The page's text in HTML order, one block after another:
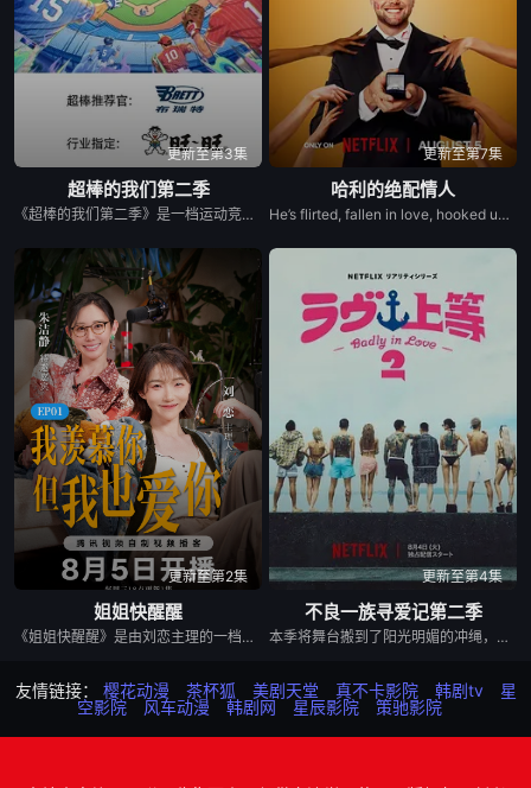
更新至第3集
超棒的我们第二季
《超棒的我们第二季》是一档运动竞技成长类真人秀，集结多位棒球少年，以多维度考核争夺席位，层层比拼后选拔9位少年锁定首发，与强队对决。全程记录少年们从独自拼搏到凝聚团魂的成长，打造兼具竞技性与观赏性的青春成长纪实。
更新至第7集
哈利的绝配情人
He’s flirted, fallen in love, hooked up, and broken up. He’s even proposed with a candy ring. But now, in the new series Let’s Marry Harry, Harry Jowsey’s ready for the real thing. After traveling all across the Netflix Reality Universe in search of his soulmate (see: Too Hot to Handle and Perfect Match as evidence), Jowsey will date a new pool of potential matches in hopes of ...
更新至第2集
姐姐快醒醒
《姐姐快醒醒》是由刘恋主理的一档女性向视频播客节目，每期邀请一位有故事女性嘉宾来到刘恋家中，展开轻松、真实的朋友式对谈。节目围绕成长、关系、职场、情绪与人生选择等话题，呈现不同女性在聚光灯之外鲜活、有共鸣的一面。
更新至第4集
不良一族寻爱记第二季
本季将舞台搬到了阳光明媚的冲绳，来自日本各地的暴走族与不良男女齐聚新学校。他们将带着各自复杂的过去在海边展开共同生活，不仅直面碰撞的火花与羁绊，也在真挚的恋爱中寻求“人生重启”的蜕变。
友情链接： 樱花动漫 茶杯狐 美剧天堂 真不卡影院 韩剧tv
星
空影院
风车动漫 韩剧网 星辰影院 策驰影院